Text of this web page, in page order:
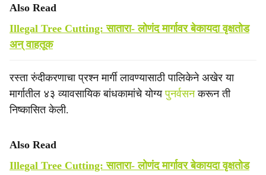
Also Read
Illegal Tree Cutting: सातारा- लोणंद मार्गावर बेकायदा वृक्षतोड
अन् वाहतूक
रस्ता रुंदीकरणाचा प्रश्न मार्गी लावण्यासाठी पालिकेने अखेर या
मार्गातील ४३ व्यावसायिक बांधकामांचे योग्यपुनर्वसनकरून ती
निष्कासित केली.
Also Read
Illegal Tree Cutting: सातारा- लोणंद मार्गावर बेकायदा वृक्षतोड